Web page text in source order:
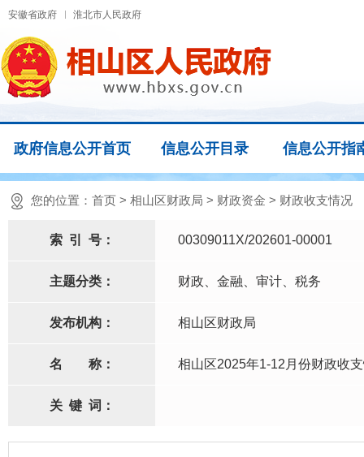
安徽省政府 淮北市人民政府
政府信息公开首页 信息公开目录 信息公开指
您的位置： 首页 > 相山区财政局 > 财政资金 > 财政收支情况
索 引 号： 00309011X/202601-00001
主题分类： 财政、金融、审计、税务
发布机构： 相山区财政局
名 称： 相山区2025年1-12月份财政收
关 键 词：